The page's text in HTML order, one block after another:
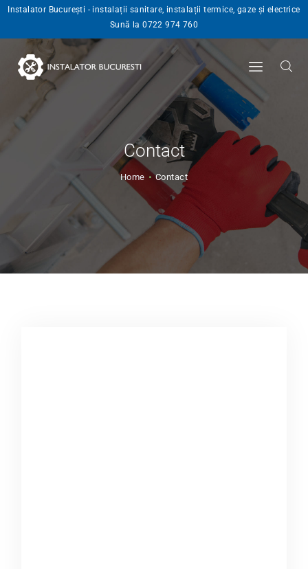
Instalator București - instalații sanitare, instalații termice, gaze și electrice
Sună la 0722 974 760
Contact
Home Contact
INSTALATOR
SERVICII
ANGAJARI
CONTACT